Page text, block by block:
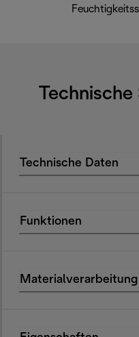
Technische Daten
Funktionen